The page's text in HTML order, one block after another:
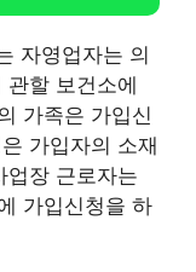
자영업자는 의
할 보건소에
가족은 가입신
가입자의 소재
업장 근로자는
가입신청을 하